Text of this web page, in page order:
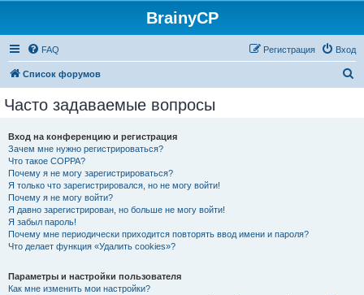
BrainyCP
FAQ Вход
Регистрация
Список форумов
Часто задаваемые вопросы
Вход на конференцию и регистрация
Зачем мне нужно регистрироваться?
Что такое COPPA?
Почему я не могу зарегистрироваться?
Я только что зарегистрировался, но не могу войти!
Почему я не могу войти?
Я давно зарегистрирован, но больше не могу войти!
Я забыл пароль!
Почему мне периодически приходится повторять ввод имени и пароля?
Что делает функция «Удалить cookies»?
Параметры и настройки пользователя
Как мне изменить мои настройки?